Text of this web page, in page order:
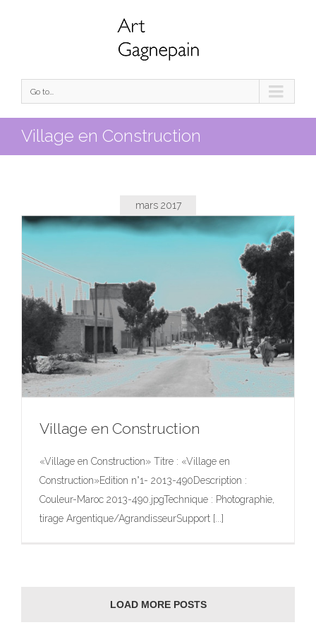
Go to...
Village en Construction
mars 2017
Exposition Photographie Photographie Portfolio Œuvres
d’Art dans l’Espace Public
Village en Construction
«Village en Construction» Titre : «Village en
Construction»Edition n°1- 2013-490Description :
Couleur-Maroc 2013-490.jpgTechnique : Photographie,
tirage Argentique/AgrandisseurSupport [...]
LOAD MORE POSTS